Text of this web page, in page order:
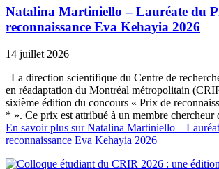
Natalina Martiniello – Lauréate du
reconnaissance Eva Kehayia 2026
14 juillet 2026
La direction scientifique du Centre de
en réadaptation du Montréal métropolitain
sixième édition du concours « Prix de
* ». Ce prix est attribué à un membre
En savoir plus sur Natalina Martiniello –
reconnaissance Eva Kehayia 2026